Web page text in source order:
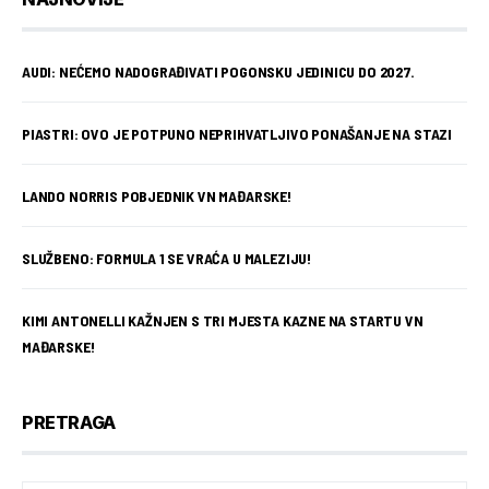
AUDI: NEĆEMO NADOGRAĐIVATI POGONSKU JEDINICU DO 2027.
PIASTRI: OVO JE POTPUNO NEPRIHVATLJIVO PONAŠANJE NA STAZI
LANDO NORRIS POBJEDNIK VN MAĐARSKE!
SLUŽBENO: FORMULA 1 SE VRAĆA U MALEZIJU!
KIMI ANTONELLI KAŽNJEN S TRI MJESTA KAZNE NA STARTU VN
MAĐARSKE!
PRETRAGA